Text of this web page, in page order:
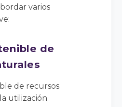
varios
de
de recursos
utilización